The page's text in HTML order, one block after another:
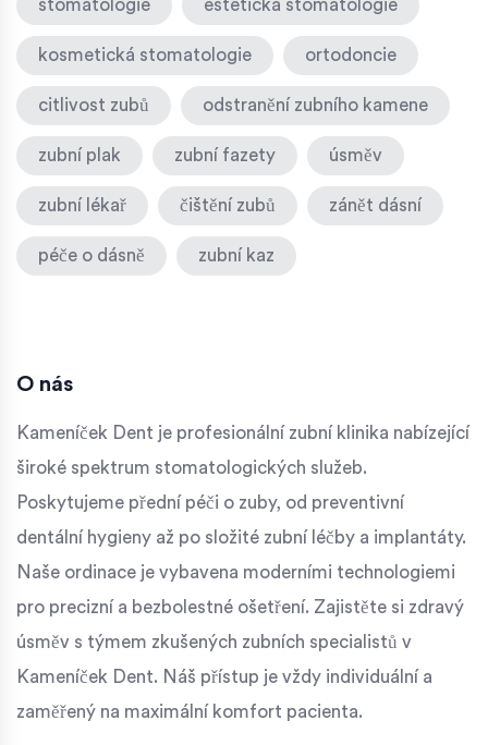
stomatologie estetická stomatologie
kosmetická stomatologie ortodoncie
citlivost zubů odstranění zubního kamene
zubní plak zubní fazety úsměv
zubní lékař čištění zubů zánět dásní
péče o dásně zubní kaz
O nás
Kameníček Dent je profesionální zubní klinika nabízející
široké spektrum stomatologických služeb.
Poskytujeme přední péči o zuby, od preventivní
dentální hygieny až po složité zubní léčby a implantáty.
Naše ordinace je vybavena moderními technologiemi
pro precizní a bezbolestné ošetření. Zajistěte si zdravý
úsměv s týmem zkušených zubních specialistů v
Kameníček Dent. Náš přístup je vždy individuální a
zaměřený na maximální komfort pacienta.